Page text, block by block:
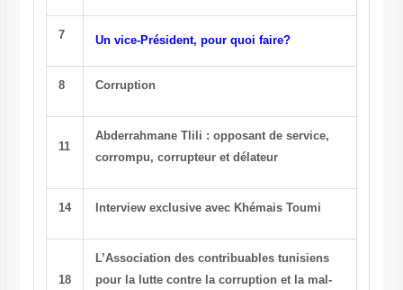
Un vice-Président, pour quoi faire?
7
Corruption
8
Abderrahmane Tlili : opposant de service,
corrompu, corrupteur et délateur
11
Interview exclusive avec Khémais Toumi
14
L’Association des contribuables tunisiens
pour la lutte contre la corruption et la mal-
18